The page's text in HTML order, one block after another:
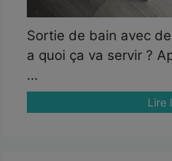
Sortie de bain avec
a quoi ça va servir ?
…
Lire